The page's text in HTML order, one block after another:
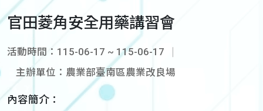
官田菱角安全用藥講習會
活動時間：115-06-17 ~ 115-06-17
主辦單位：農業部臺南區農業改良場
內容簡介：